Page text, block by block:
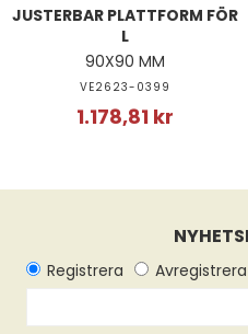
JUSTERBAR PLATTFORM FÖR
L
90X90 MM
VE2623-0399
1.178,81 kr